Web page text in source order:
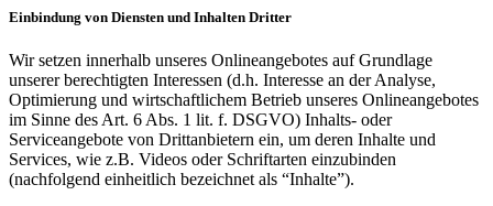
Einbindung von Diensten und Inhalten Dritter
Wir setzen innerhalb unseres Onlineangebotes auf Grundlage
unserer berechtigten Interessen (d.h. Interesse an der Analyse,
Optimierung und wirtschaftlichem Betrieb unseres Onlineangebotes
im Sinne des Art. 6 Abs. 1 lit. f. DSGVO) Inhalts- oder
Serviceangebote von Drittanbietern ein, um deren Inhalte und
Services, wie z.B. Videos oder Schriftarten einzubinden
(nachfolgend einheitlich bezeichnet als “Inhalte”).